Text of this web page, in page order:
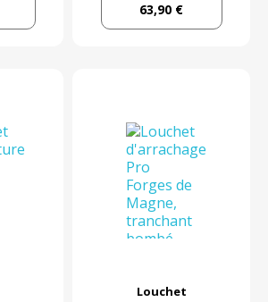
63,90 €
Louchet